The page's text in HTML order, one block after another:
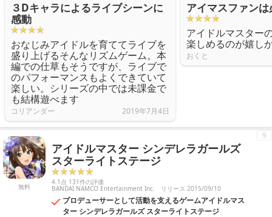
３Dキャラによるライブシーンに
感動
おなじみアイドルを育ててライブを
盛り上げるそんなリズムゲーム。本
編での仕草もそうですが、ライブで
のパフォーマンスもよくできていて
楽しい。シリーズの中では未課金で
も結構遊べます
コリアンダー 2019年7月4日
アイマスファンは
アイドルマスター
楽しめるのが嬉し
おくと
無料
アイドルマスター シンデレラガールズ
スターライトステージ
4.1点 131件の評価
BANDAI NAMCO Entertainment Inc. リリース 2015/09/10
プロデューサーとして活動を支えるゲームアイドルマス
ター シンデレラガールズ スターライトステージ
9